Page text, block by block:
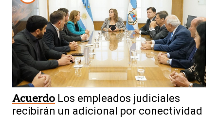
Acuerdo Los empleados judiciales
recibirán un adicional por conectividad